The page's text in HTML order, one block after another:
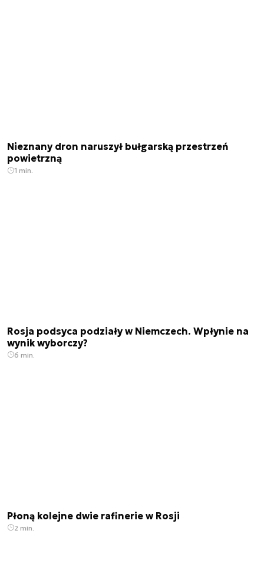
Nieznany dron naruszył bułgarską przestrzeń
powietrzną
1 min.
Rosja podsyca podziały w Niemczech. Wpłynie na
wynik wyborczy?
6 min.
Płoną kolejne dwie rafinerie w Rosji
2 min.